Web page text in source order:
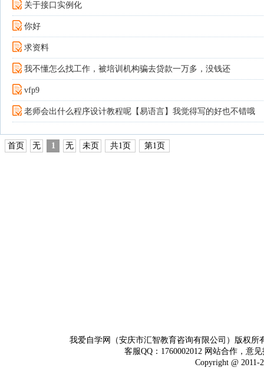
关于接口实例化
你好
求资料
我不懂怎么找工作，被培训机构骗去贷款一万多，没钱还
vfp9
老师会出什么程序设计教程呢【易语言】我觉得写的好也不错哦
首页 无 1 无 未页 共1页 第1页
我爱自学网（安庆市汇智教育咨询有限公司）版权
客服QQ：1760002012 网站合作，意
Copyright @